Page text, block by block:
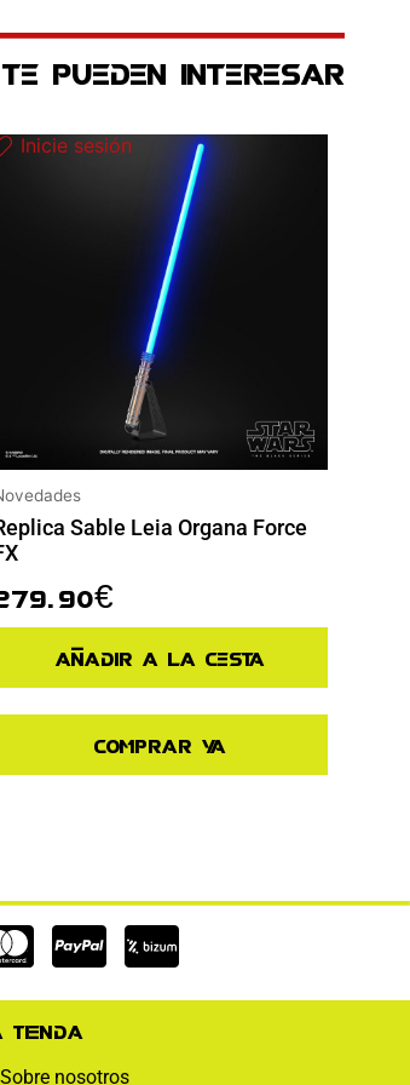
PUEDEN INTERESAR
Inicie sesión
Sable Leia Organa Force
€
Añadir a la cesta
Comprar ya
Cc-
mastercard
Cc-
paypal
tienda
Sobre nosotros